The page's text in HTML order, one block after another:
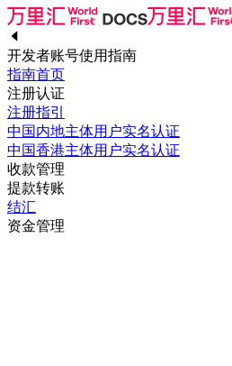
开发者账号使用指南
指南首页
注册认证
注册指引
中国内地主体用户实名认证
中国香港主体用户实名认证
收款管理
提款转账
结汇
资金管理